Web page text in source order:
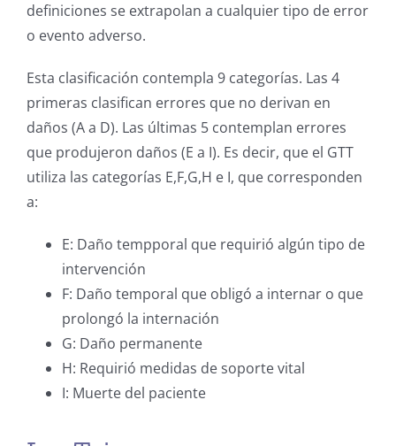
definiciones se extrapolan a cualquier tipo de error
o evento adverso.
Esta clasificación contempla 9 categorías. Las 4
primeras clasifican errores que no derivan en
daños (A a D). Las últimas 5 contemplan errores
que produjeron daños (E a I). Es decir, que el GTT
utiliza las categorías E,F,G,H e I, que corresponden
a:
E: Daño tempporal que requirió algún tipo de
intervención
F: Daño temporal que obligó a internar o que
prolongó la internación
G: Daño permanente
H: Requirió medidas de soporte vital
I: Muerte del paciente